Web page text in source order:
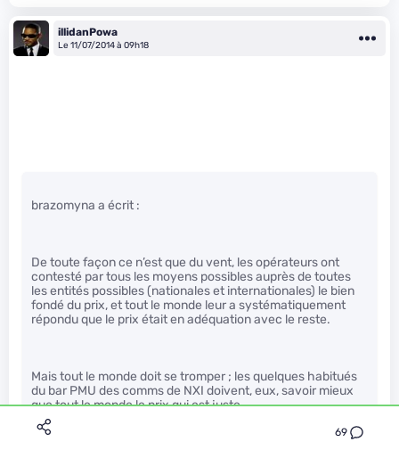
69
illidanPowa
Le 11/07/2014 à 09h18
brazomyna a écrit :
De toute façon ce n’est que du vent, les opérateurs ont
contesté par tous les moyens possibles auprès de toutes
les entités possibles (nationales et internationales) le bien
fondé du prix, et tout le monde leur a systématiquement
répondu que le prix était en adéquation avec le reste.
Mais tout le monde doit se tromper ; les quelques habitués
du bar PMU des comms de NXI doivent, eux, savoir mieux
que tout le monde le prix qui est juste.